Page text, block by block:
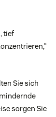
tief
Sie sich
sorgen Sie